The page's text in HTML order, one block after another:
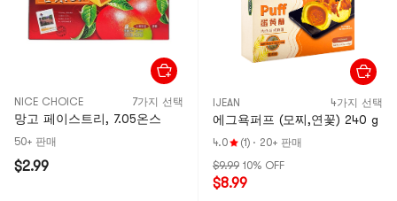
NICE CHOICE 7가지 선택
망고 페이스트리, 7.05온스
50+ 판매
$2.99
IJEAN 4가지 선택
에그욕퍼프 (모찌,연꽃) 240 g
4.0 (1) · 20+ 판매
$9.99 10% OFF
$8.99